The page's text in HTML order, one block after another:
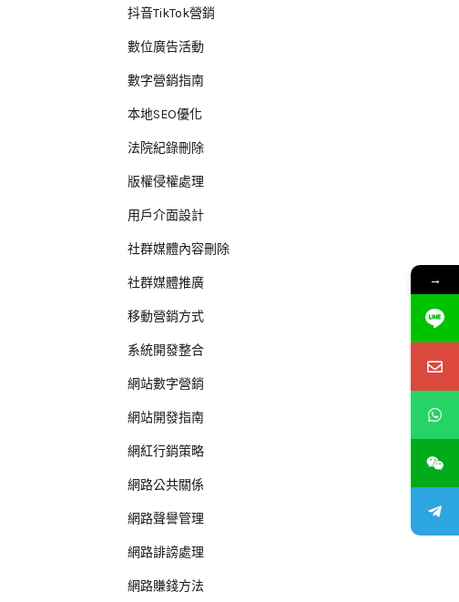
抖音TikTok營銷
數位廣告活動
數字營銷指南
本地SEO優化
法院紀錄刪除
版權侵權處理
用戶介面設計
社群媒體內容刪除
社群媒體推廣
移動營銷方式
系統開發整合
網站數字營銷
網站開發指南
網紅行銷策略
網路公共關係
網路聲譽管理
網路誹謗處理
網路賺錢方法
→